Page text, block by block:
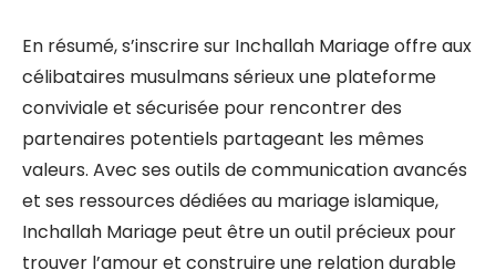
En résumé, s’inscrire sur Inchallah Mariage offre aux
célibataires musulmans sérieux une plateforme
conviviale et sécurisée pour rencontrer des
partenaires potentiels partageant les mêmes
valeurs. Avec ses outils de communication avancés
et ses ressources dédiées au mariage islamique,
Inchallah Mariage peut être un outil précieux pour
trouver l’amour et construire une relation durable